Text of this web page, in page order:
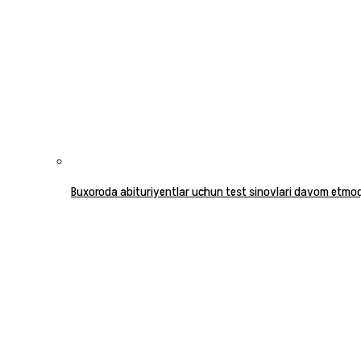
Buxoroda abituriyentlar uchun test sinovlari davom